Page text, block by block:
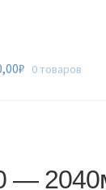
₽ 0 товаров
—